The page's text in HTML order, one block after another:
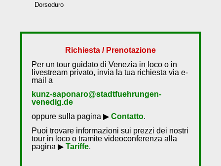
Dorsoduro
Richiesta / Prenotazione
Per un tour guidato di Venezia in loco o in
livestream privato, invia la tua richiesta via e-
mail a
kunz-saponaro@stadtfuehrungen-
venedig.de
oppure sulla pagina ▶ Contatto.
Puoi trovare informazioni sui prezzi dei nostri
tour in loco o tramite videoconferenza alla
pagina ▶ Tariffe.